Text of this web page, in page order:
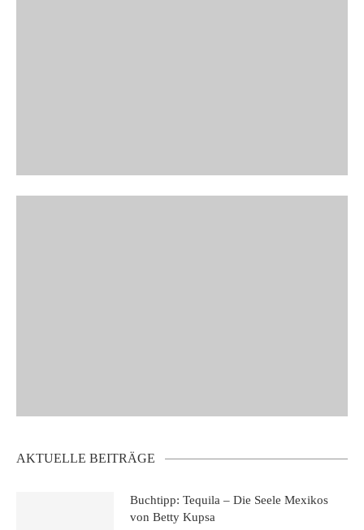
AKTUELLE BEITRÄGE
Buchtipp: Tequila – Die Seele Mexikos
von Betty Kupsa